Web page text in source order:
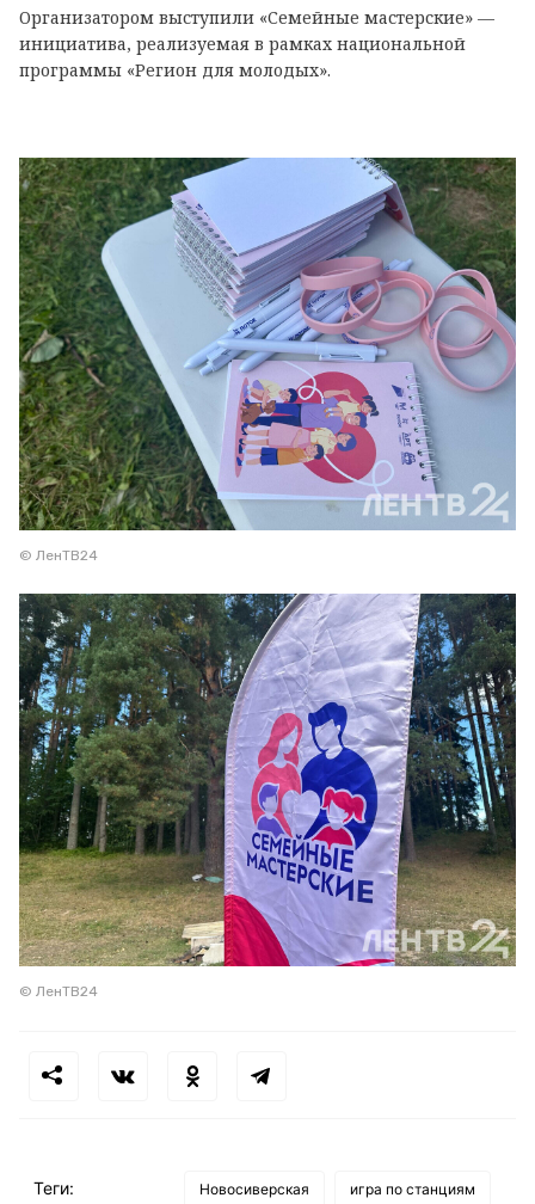
Организатором выступили «Семейные мастерские» —
инициатива, реализуемая в рамках национальной
программы «Регион для молодых».
© ЛенТВ24
© ЛенТВ24
Теги: Новосиверская игра по станциям